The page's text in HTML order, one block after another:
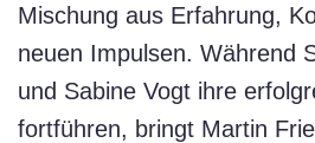
Mischung aus Erfahrung,
neuen Impulsen. Während
und Sabine Vogt ihre
fortführen, bringt Martin